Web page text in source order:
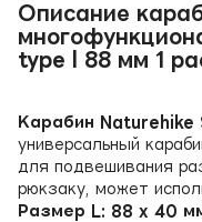
Описание
type l 88 мм 1
Карабин Naturehike
универсальный
для подвешивания
рюкзаку, может
Размер L: 88 x 40